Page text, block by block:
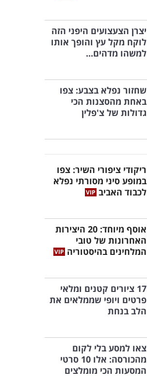
יצרן הצעצועים היפני הזה
לוקח מקל עץ והופך אותו
למשהו מדהים...
שחזור נפלא בצבע: צפו
באחת מהסצנות הכי
גדולות של צ'פלין
ריקודי ציפורי השיר: צפו
במופע סיני מסורתי נפלא
לכבוד האביב
אוסף מיוחד: 20 היצירות
האחרונות של טובי
המלחינים בהיסטוריה
17 ציורים קטנים ומלאי
פרטים ויופי שממלאים את
הלב בנחת
צאו למסע בלי לקום
מהכורסה: אלו 10 סרטי
המסעות הכי מומלצים